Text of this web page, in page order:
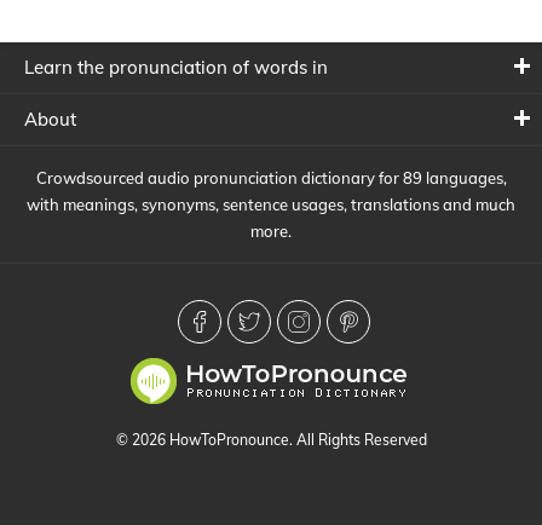
Learn the pronunciation of words in
About
Crowdsourced audio pronunciation dictionary for 89 languages,
with meanings, synonyms, sentence usages, translations and much
more.
© 2026 HowToPronounce. All Rights Reserved